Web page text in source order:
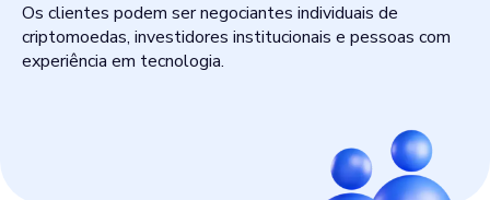
Os clientes podem ser negociantes individuais de
criptomoedas, investidores institucionais e pessoas com
experiência em tecnologia.